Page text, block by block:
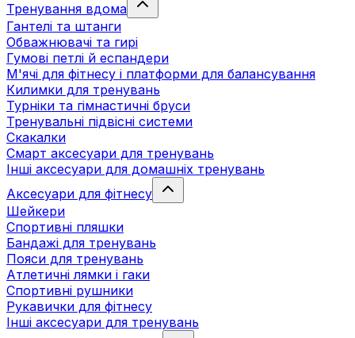
Тренування вдома
Гантелі та штанги
Обважнювачі та гирі
Гумові петлі й еспандери
М'ячі для фітнесу і платформи для балансування
Килимки для тренувань
Турніки та гімнастичні бруси
Тренувальні підвісні системи
Скакалки
Смарт аксесуари для тренувань
Інші аксесуари для домашніх тренувань
Аксесуари для фітнесу
Шейкери
Спортивні пляшки
Бандажі для тренувань
Пояси для тренувань
Атлетичні лямки і гаки
Спортивні рушники
Рукавички для фітнесу
Інші аксесуари для тренувань